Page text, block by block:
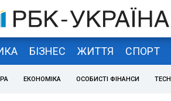
БІЗНЕС ЖИТТЯ СПОРТ
ЕКОНОМІКА ОСОБИСТІ ФІНАНСИ TECH